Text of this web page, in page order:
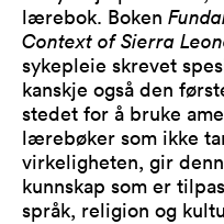
lærebok. Boken
Context of Sierra
sykepleie skrevet
kanskje også den
stedet for å bruke
lærebøker som ikke
virkeligheten, gir
kunnskap som er
språk, religion og